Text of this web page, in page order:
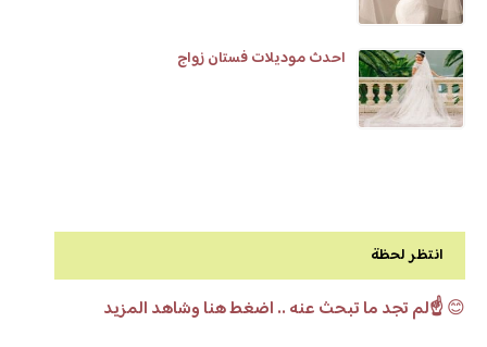
احدث موديلات فستان زواج
انتظر لحظة
😊☝️لم تجد ما تبحث عنه .. اضغط هنا وشاهد المزيد